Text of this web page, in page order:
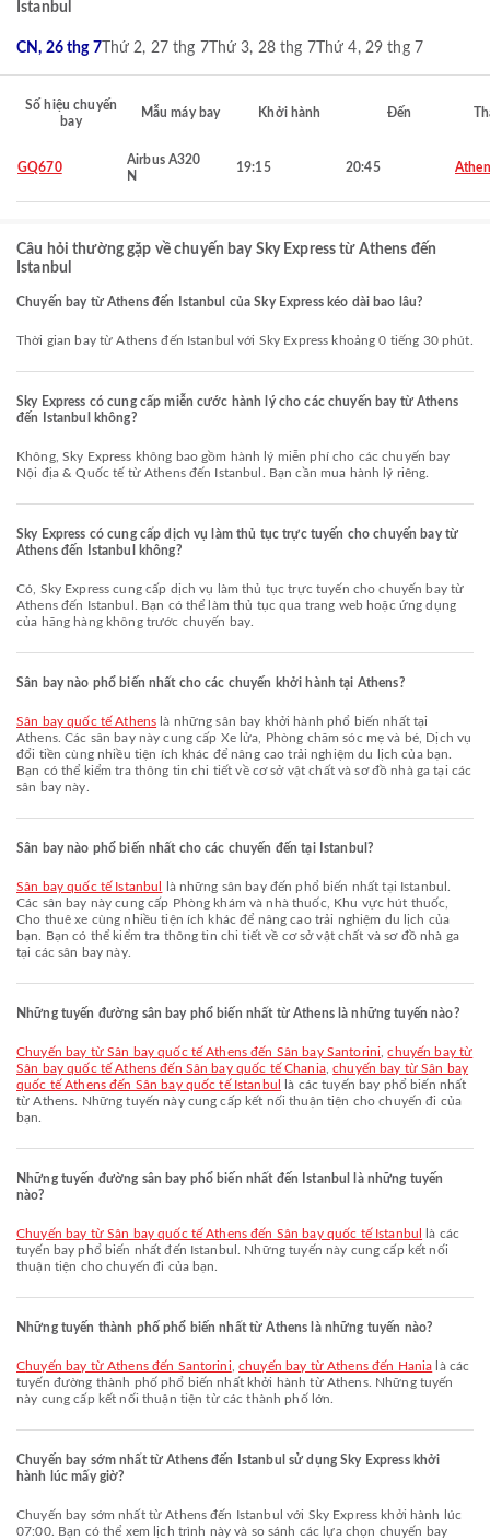
Istanbul
CN, 26 thg 7Thứ 2, 27 thg 7 Thứ 3, 28 thg 7 Thứ 4, 29 thg 7
Số hiệu chuyến
bay
Mẫu máy bay Khởi hành Đến
GQ670
Airbus A320
N
19:15 20:45
Câu hỏi thường gặp về chuyến bay Sky Express từ Athens đến
Istanbul
Chuyến bay từ Athens đến Istanbul của Sky Express kéo dài bao lâu?
Thời gian bay từ Athens đến Istanbul với Sky Express khoảng 0 tiếng 30 phút.
Sky Express có cung cấp miễn cước hành lý cho các chuyến bay từ Athens
đến Istanbul không?
Không, Sky Express không bao gồm hành lý miễn phí cho các chuyến bay
Nội địa & Quốc tế từ Athens đến Istanbul. Bạn cần mua hành lý riêng.
Sky Express có cung cấp dịch vụ làm thủ tục trực tuyến cho chuyến bay từ
Athens đến Istanbul không?
Có, Sky Express cung cấp dịch vụ làm thủ tục trực tuyến cho chuyến bay từ
Athens đến Istanbul. Bạn có thể làm thủ tục qua trang web hoặc ứng dụng
của hãng hàng không trước chuyến bay.
Sân bay nào phổ biến nhất cho các chuyến khởi hành tại Athens?
Sân bay quốc tế Athens là những sân bay khởi hành phổ biến nhất tại
Athens. Các sân bay này cung cấp Xe lửa, Phòng chăm sóc mẹ và bé, Dịch vụ
đổi tiền cùng nhiều tiện ích khác để nâng cao trải nghiệm du lịch của bạn.
Bạn có thể kiểm tra thông tin chi tiết về cơ sở vật chất và sơ đồ nhà ga tại các
sân bay này.
Sân bay nào phổ biến nhất cho các chuyến đến tại Istanbul?
Sân bay quốc tế Istanbul
là những sân bay đến phổ biến nhất tại Istanbul.
Các sân bay này cung cấp Phòng khám và nhà thuốc, Khu vực hút thuốc,
Cho thuê xe cùng nhiều tiện ích khác để nâng cao trải nghiệm du lịch của
bạn. Bạn có thể kiểm tra thông tin chi tiết về cơ sở vật chất và sơ đồ nhà ga
tại các sân bay này.
Những tuyến đường sân bay phổ biến nhất từ Athens là những tuyến nào?
chuyến bay từ Sân bay quốc tế Athens đến Sân bay Santorini ,chuyến bay từ
Sân bay quốc tế Athens đến Sân bay quốc tế Chania,chuyến bay từ Sân bay
quốc tế Athens đến Sân bay quốc tế Istanbul
là các tuyến bay phổ biến nhất
từ Athens. Những tuyến này cung cấp kết nối thuận tiện cho chuyến đi của
bạn.
Những tuyến đường sân bay phổ biến nhất đến Istanbul là những tuyến
nào?
chuyến bay từ Sân bay quốc tế Athens đến Sân bay quốc tế Istanbul
là các
tuyến bay phổ biến nhất đến Istanbul. Những tuyến này cung cấp kết nối
thuận tiện cho chuyến đi của bạn.
Những tuyến thành phố phổ biến nhất từ Athens là những tuyến nào?
chuyến bay từ Athens đến Santorini ,chuyến bay từ Athens đến Hania là các
tuyến đường thành phố phổ biến nhất khởi hành từ Athens. Những tuyến
này cung cấp kết nối thuận tiện từ các thành phố lớn.
Chuyến bay sớm nhất từ Athens đến Istanbul sử dụng Sky Express khởi
hành lúc mấy giờ?
Chuyến bay sớm nhất từ Athens đến Istanbul với Sky Express khởi hành lúc
07:00. Bạn có thể xem lịch trình này và so sánh các lựa chọn chuyến bay